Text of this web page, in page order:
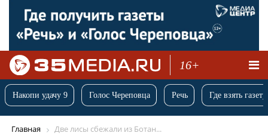
16+
Накопи удачу 9 Голос Череповца Речь Где взять
Главная Две лисы сбежали из Ботан...